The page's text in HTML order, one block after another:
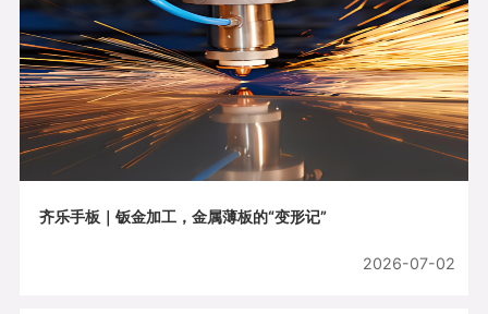
齐乐手板｜钣金加工，金属薄板的“变形记”
2026-07-02